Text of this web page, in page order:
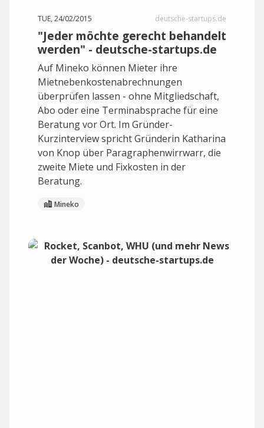
TUE, 24/02/2015 deutsche-startups.de
"Jeder möchte gerecht behandelt
werden" - deutsche-startups.de
Auf Mineko können Mieter ihre
Mietnebenkostenabrechnungen
überprüfen lassen - ohne Mitgliedschaft,
Abo oder eine Terminabsprache für eine
Beratung vor Ort. Im Gründer-
Kurzinterview spricht Gründerin Katharina
von Knop über Paragraphenwirrwarr, die
zweite Miete und Fixkosten in der
Beratung.
Mineko